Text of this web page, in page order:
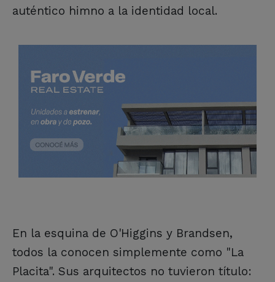
auténtico himno a la identidad local.
En la esquina de O'Higgins y Brandsen,
todos la conocen simplemente como "La
Placita". Sus arquitectos no tuvieron título: